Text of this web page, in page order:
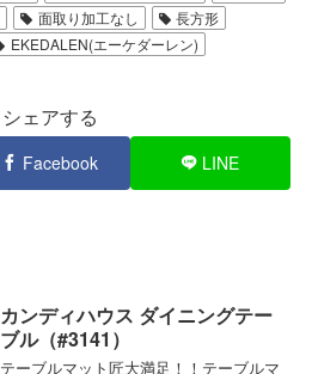
面取り加工なし
長方形
EKEDALEN(エーケダーレン)
シェアする
Facebook LINE
カンディハウス ダイニングテー
ブル（#3141）
テーブルマット匠大満足！！テーブルマ